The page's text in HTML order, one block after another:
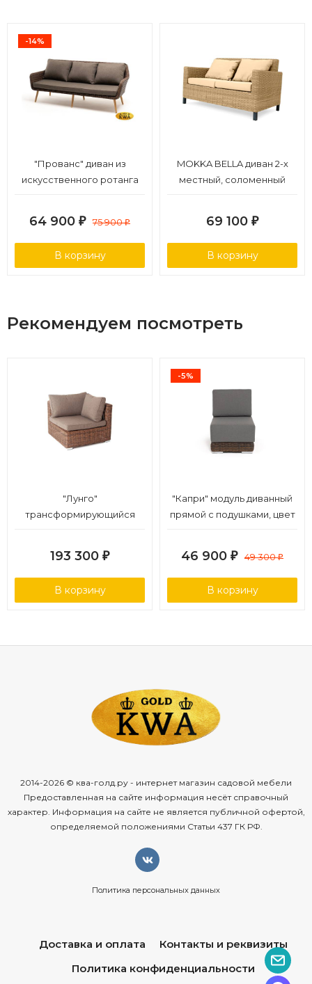
-14%
"Прованс" диван из
искусственного ротанга
64 900 ₽ 75 900₽
В корзину
MOKKA BELLA диван 2-х
местный, соломенный
69 100 ₽
В корзину
Рекомендуем посмотреть
"Лунго"
трансформирующийся
193 300 ₽
В корзину
-5%
"Капри" модуль диванный
прямой с подушками, цвет
46 900 ₽ 49 300₽
В корзину
2014-2026 © ква-голд.ру - интернет магазин садовой мебели
Предоставленная на сайте информация несёт справочный
характер. Информация на сайте не является публичной офертой,
определяемой положениями Статьи 437 ГК РФ.
Политика персональных данных
Доставка и оплата
Контакты и реквизиты
Политика конфиденциальности